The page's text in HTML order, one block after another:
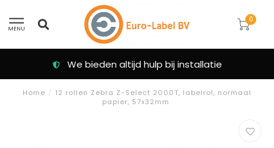
MENU
0
We bieden altijd hulp bij installatie
Home / 12 rollen Zebra Z-Select 2000T, labelrol, normaal
papier, 57x32mm